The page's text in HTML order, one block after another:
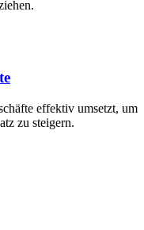
effektiv umsetzt, um
zu steigern.